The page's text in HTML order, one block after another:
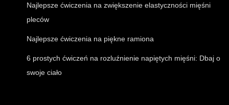
Najlepsze ćwiczenia na zwiększenie elastyczności mięśni
pleców
Najlepsze ćwiczenia na piękne ramiona
6 prostych ćwiczeń na rozluźnienie napiętych mięśni: Dbaj o
swoje ciało